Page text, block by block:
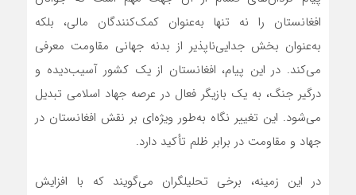
افغانستان را نه تنها به‌عنوان کمک‌کنندگان مالی، بلکه
به‌عنوان بخش جدایی‌ناپذیر از بدنه جهانی مقاومت معرفی
می‌کند. در این پیام، افغانستان از یک کشور آسیب‌دیده و
درگیر جنگ، به یک بازیگر فعال در عرصه جهاد اسلامی تبدیل
می‌شود. این تغییر نگاه به‌طور ویژه‌ای بر نقش افغانستان در
جهاد و مقاومت در برابر ظلم تأکید دارد.
در این زمینه، برخی تحلیلگران می‌گویند که با افزایش